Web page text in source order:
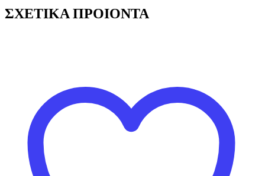
ΣΧΕΤΙΚΑ ΠΡΟΙΟΝΤΑ